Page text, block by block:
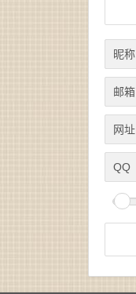
昵称
邮箱
网址
QQ